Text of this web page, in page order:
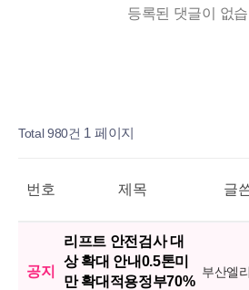
등록된 댓글이 없
Total 980건 1 페이지
번호 제목 글
공지
리프트 안전검사 대
상 확대 안내0.5톤미
만 확대적용정부70%
부산엘